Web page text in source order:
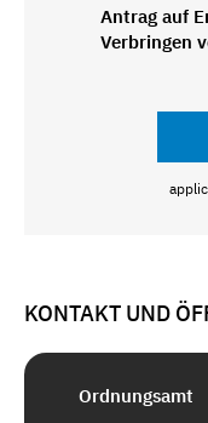
Antrag auf
Verbringen
KONTAKT UND
Ordnungsamt